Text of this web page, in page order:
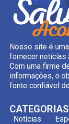
Nosso site é
fornecer notícias
Com uma firme
informações, o
fonte confiável
CATEGORIAS
Notícias